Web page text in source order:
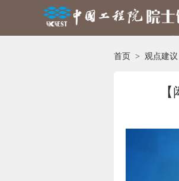
首页 > 观点建议